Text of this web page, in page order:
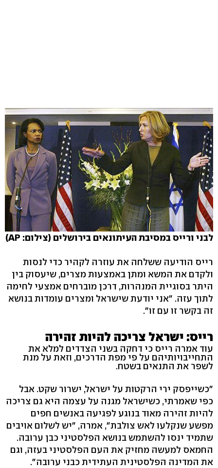
לבני ורייס במסיבת העיתונאים בירושלים (צילום: AP)
רייס הודיעה ששלחה את עוזרה לקהיר כדי לנסות
ולקדם את המשא ומתן באמצעות מצרים, שיעסוק בין
היתר בסוגיית המנהרות, דרכן מוברחים אמצעי לחימה
לתוך עזה. "אני יודעת שישראל ומצרים עומדות בנושא
זה בקשר זו עם זו".
רייס: ישראל צריכה להיות זהירה
עוד אמרה רייס כי דחקה בשני הצדדים למלא את
התחייבויותיהם על פי מפת הדרכים, וזאת על מנת
לשפר את התנאים בשטח.
"כשייפסק ירי הרקטות על ישראל, ישרור שקט. אבל
כפי שאמרתי, כשישראל מגנה על עצמה היא גם צריכה
להיות זהירה מאוד בנוגע לפגיעה באנשים חפים
מפשע שנקלעו לאש צולבת", אמרה, "יש לשלום אויבים
שתמיד ינסו להשתמש בנושא הפלסטיני כבן ערובה.
החמאס למעשה מחזיק את העם הפלסטיני בעזה, וגם
את המדינה הפלסטינית העתידית כבני ערובה".